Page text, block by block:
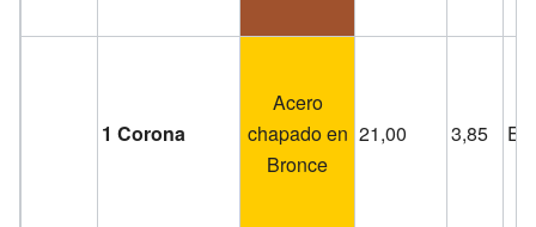
1 Corona
Acero
chapado en
Bronce
21,00 3,85